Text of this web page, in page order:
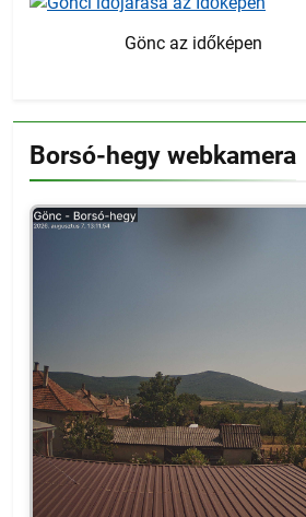
Gönc az időképen
Borsó-hegy webkamera